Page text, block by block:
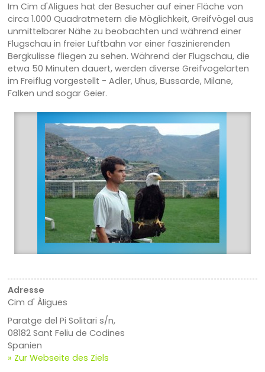
Im Cim d'Aligues hat der Besucher auf einer Fläche von
circa 1.000 Quadratmetern die Möglichkeit, Greifvögel aus
unmittelbarer Nähe zu beobachten und während einer
Flugschau in freier Luftbahn vor einer faszinierenden
Bergkulisse fliegen zu sehen. Während der Flugschau, die
etwa 50 Minuten dauert, werden diverse Greifvogelarten
im Freiflug vorgestellt - Adler, Uhus, Bussarde, Milane,
Falken und sogar Geier.
Adresse
Cim d' Àligues
Paratge del Pi Solitari s/n,
08182 Sant Feliu de Codines
Spanien
» Zur Webseite des Ziels